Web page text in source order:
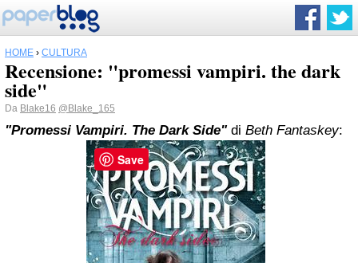
HOME › CULTURA
Recensione: "promessi vampiri. the dark
side"
Da Blake16 @Blake_165
"Promessi Vampiri. The Dark Side"di Beth Fantaskey:
Save